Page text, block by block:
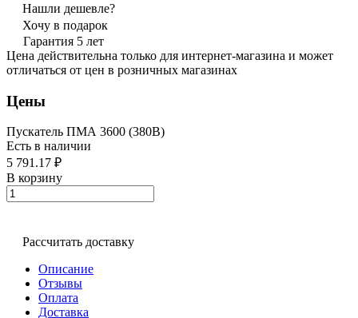
Нашли дешевле?
Хочу в подарок
Гарантия 5 лет
Цена действительна только для интернет-магазина и может
отличаться от цен в розничных магазинах
Цены
Пускатель ПМА 3600 (380В)
Есть в наличии
5 791.17 ₽
В корзину
Рассчитать доставку
Описание
Отзывы
Оплата
Доставка